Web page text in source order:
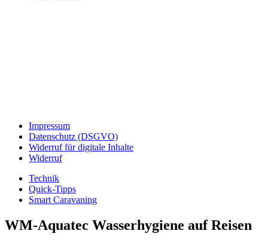
Impressum
Datenschutz (DSGVO)
Widerruf für digitale Inhalte
Widerruf
Technik
Quick-Tipps
Smart Caravaning
WM-Aquatec Wasserhygiene auf Reisen